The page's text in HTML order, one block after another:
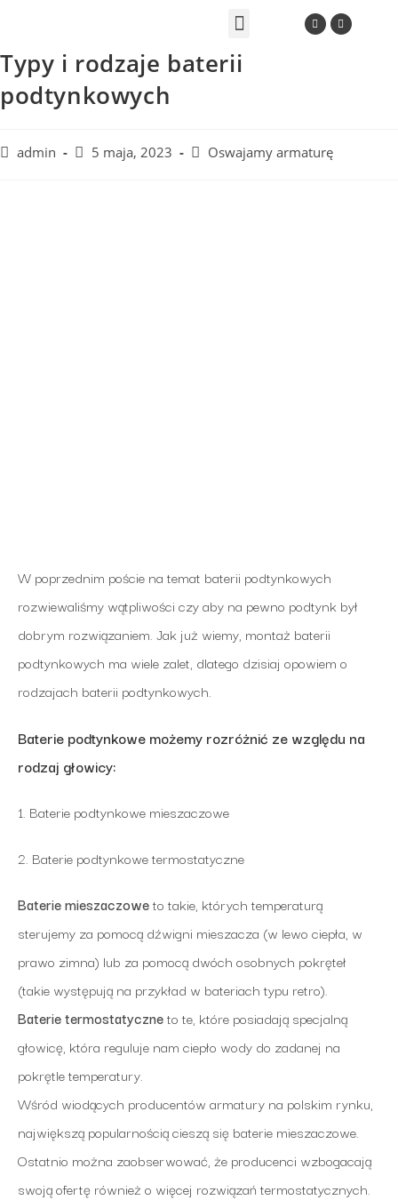
Typy i rodzaje baterii
podtynkowych
admin 5 maja, 2023 Oswajamy armaturę
W poprzednim poście na temat baterii podtynkowych
rozwiewaliśmy wątpliwości czy aby na pewno podtynk był
dobrym rozwiązaniem. Jak już wiemy, montaż baterii
podtynkowych ma wiele zalet, dlatego dzisiaj opowiem o
rodzajach baterii podtynkowych.
Baterie podtynkowe możemy rozróżnić ze względu na
rodzaj głowicy:
1. Baterie podtynkowe mieszaczowe
2. Baterie podtynkowe termostatyczne
Baterie mieszaczoweto takie, których temperaturą
sterujemy za pomocą dźwigni mieszacza (w lewo ciepła, w
prawo zimna) lub za pomocą dwóch osobnych pokręteł
(takie występują na przykład w bateriach typu retro).
Baterie termostatyczneto te, które posiadają specjalną
głowicę, która reguluje nam ciepło wody do zadanej na
pokrętle temperatury.
Wśród wiodących producentów armatury na polskim rynku,
największą popularnością cieszą się baterie mieszaczowe.
Ostatnio można zaobserwować, że producenci wzbogacają
swoją ofertę również o więcej rozwiązań termostatycznych.